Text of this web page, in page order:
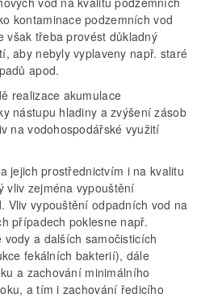
kontaminace podzemních vod
však třeba provést důkladný
aby nebyly vyplaveny např. staré
apod.
realizace akumulace
nástupu hladiny a zvýšení zásob
na vodohospodářské využití
jejich prostřednictvím i na kvalitu
vliv zejména vypouštění
Vliv vypouštění odpadních vod na
případech poklesne např.
a dalších samočisticích
fekálních bakterií), dále
a zachování minimálního
a tím i zachování ředicího